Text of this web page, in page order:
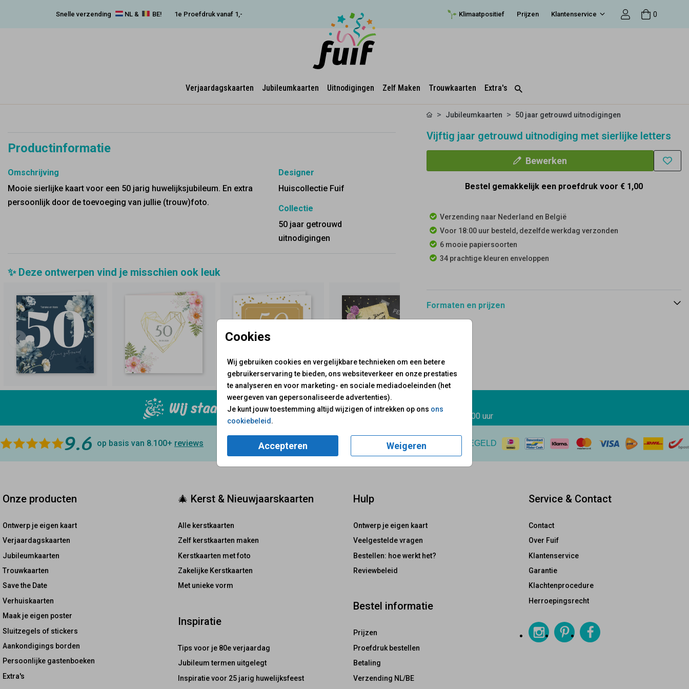
Snelle verzending NL & BE! 1e Proefdruk vanaf 1,- Klimaatpositief Prijzen Klantenservice 0
Verjaardagskaarten Jubileumkaarten Uitnodigingen Zelf Maken Trouwkaarten Extra's
Cookies
Wij gebruiken cookies en vergelijkbare technieken om een betere
gebruikerservaring te bieden, ons websiteverkeer en onze prestaties
te analyseren en voor marketing- en sociale mediadoeleinden (het
weergeven van gepersonaliseerde advertenties).
Je kunt jouw toestemming altijd wijzigen of intrekken op ons ons
cookiebeleid.
Accepteren Weigeren
Productinformatie
Omschrijving
Mooie sierlijke kaart voor een 50 jarig huwelijksjubileum. En extra
persoonlijk door de toevoeging van jullie (trouw)foto.
Designer
Huiscollectie Fuif
Collectie
50 jaar getrouwd
uitnodigingen
✨ Deze ontwerpen vind je misschien ook leuk
Jubileumkaarten 50 jaar getrouwd uitnodigingen
Vijftig jaar getrouwd uitnodiging met sierlijke letters
Bewerken
Bestel gemakkelijk een proefdruk voor € 1,00
Verzending naar Nederland en België
Voor 18:00 uur besteld, dezelfde werkdag verzonden
6 mooie papiersoorten
34 prachtige kleuren enveloppen
Formaten en prijzen
Wij staan voor je klaar! Mail ons:
Op werkdagen van
10.00 - 17.00 uur
9.6 op basis van 8.100+ reviews GOED GEREGELD
Onze producten
Ontwerp je eigen kaart
Verjaardagskaarten
Jubileumkaarten
Trouwkaarten
Save the Date
Verhuiskaarten
Maak je eigen poster
Sluitzegels of stickers
Aankondigings borden
Persoonlijke gastenboeken
Extra's
🎄 Kerst & Nieuwjaarskaarten
Alle kerstkaarten
Zelf kerstkaarten maken
Kerstkaarten met foto
Zakelijke Kerstkaarten
Met unieke vorm
Inspiratie
Tips voor je 80e verjaardag
Jubileum termen uitgelegt
Inspiratie voor 25 jarig huwelijksfeest
Hulp
Ontwerp je eigen kaart
Veelgestelde vragen
Bestellen: hoe werkt het?
Reviewbeleid
Bestel informatie
Prijzen
Proefdruk bestellen
Betaling
Verzending NL/BE
Service & Contact
Contact
Over Fuif
Klantenservice
Garantie
Klachtenprocedure
Herroepingsrecht